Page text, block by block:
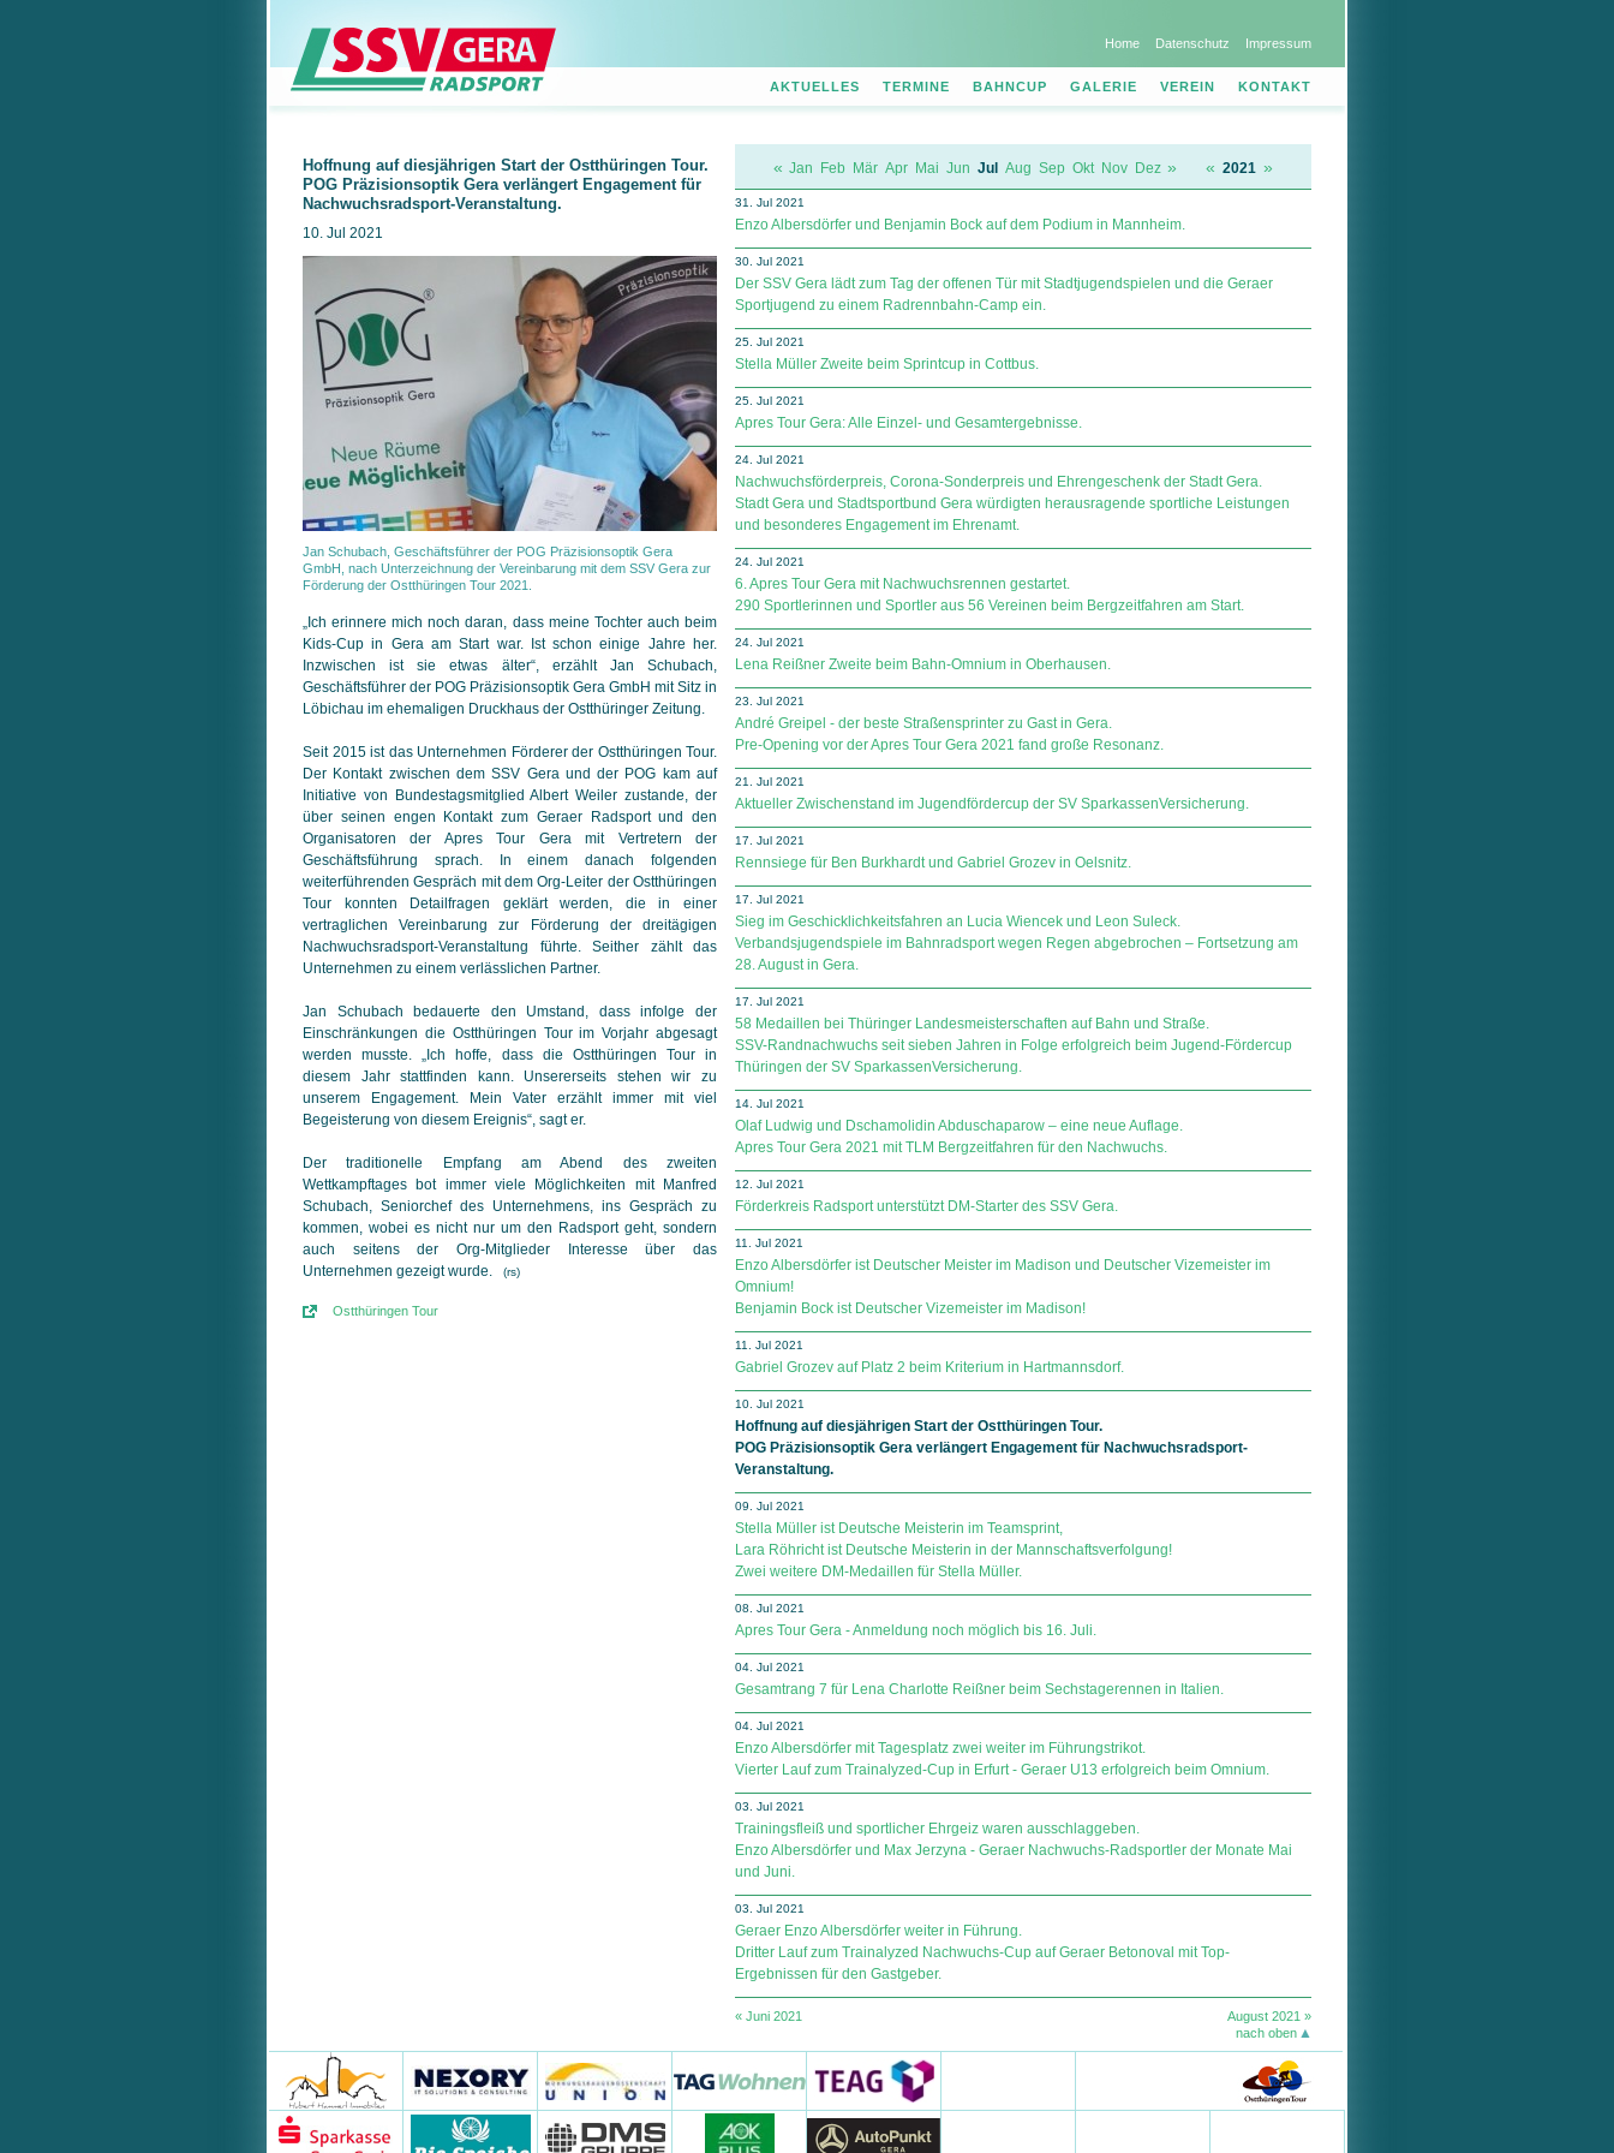
Home Datenschutz Impressum
AKTUELLES TERMINE BAHNCUP GALERIE VEREIN KONTAKT
Hoffnung auf diesjährigen Start der Ostthüringen Tour.
POG Präzisionsoptik Gera verlängert Engagement für
Nachwuchsradsport-Veranstaltung.
10. Jul 2021
Jan Schubach, Geschäftsführer der POG Präzisionsoptik Gera
GmbH, nach Unterzeichnung der Vereinbarung mit dem SSV Gera zur
Förderung der Ostthüringen Tour 2021.
„Ich erinnere mich noch daran, dass meine Tochter auch beim
Kids-Cup in Gera am Start war. Ist schon einige Jahre her.
Inzwischen ist sie etwas älter“, erzählt Jan Schubach,
Geschäftsführer der POG Präzisionsoptik Gera GmbH mit Sitz in
Löbichau im ehemaligen Druckhaus der Ostthüringer Zeitung.
Seit 2015 ist das Unternehmen Förderer der Ostthüringen Tour.
Der Kontakt zwischen dem SSV Gera und der POG kam auf
Initiative von Bundestagsmitglied Albert Weiler zustande, der
über seinen engen Kontakt zum Geraer Radsport und den
Organisatoren der Apres Tour Gera mit Vertretern der
Geschäftsführung sprach. In einem danach folgenden
weiterführenden Gespräch mit dem Org-Leiter der Ostthüringen
Tour konnten Detailfragen geklärt werden, die in einer
vertraglichen Vereinbarung zur Förderung der dreitägigen
Nachwuchsradsport-Veranstaltung führte. Seither zählt das
Unternehmen zu einem verlässlichen Partner.
Jan Schubach bedauerte den Umstand, dass infolge der
Einschränkungen die Ostthüringen Tour im Vorjahr abgesagt
werden musste. „Ich hoffe, dass die Ostthüringen Tour in
diesem Jahr stattfinden kann. Unsererseits stehen wir zu
unserem Engagement. Mein Vater erzählt immer mit viel
Begeisterung von diesem Ereignis“, sagt er.
Der traditionelle Empfang am Abend des zweiten
Wettkampftages bot immer viele Möglichkeiten mit Manfred
Schubach, Seniorchef des Unternehmens, ins Gespräch zu
kommen, wobei es nicht nur um den Radsport geht, sondern
auch seitens der Org-Mitglieder Interesse über das
Unternehmen gezeigt wurde.
(rs)
Ostthüringen Tour
« Jan Feb Mär Apr Mai Jun Jul Aug Sep Okt Nov Dez » « 2021 »
31. Jul 2021
Enzo Albersdörfer und Benjamin Bock auf dem Podium in Mannheim.
30. Jul 2021
Der SSV Gera lädt zum Tag der offenen Tür mit Stadtjugendspielen und die Geraer
Sportjugend zu einem Radrennbahn-Camp ein.
25. Jul 2021
Stella Müller Zweite beim Sprintcup in Cottbus.
25. Jul 2021
Apres Tour Gera: Alle Einzel- und Gesamtergebnisse.
24. Jul 2021
Nachwuchsförderpreis, Corona-Sonderpreis und Ehrengeschenk der Stadt Gera.
Stadt Gera und Stadtsportbund Gera würdigten herausragende sportliche Leistungen
und besonderes Engagement im Ehrenamt.
24. Jul 2021
6. Apres Tour Gera mit Nachwuchsrennen gestartet.
290 Sportlerinnen und Sportler aus 56 Vereinen beim Bergzeitfahren am Start.
24. Jul 2021
Lena Reißner Zweite beim Bahn-Omnium in Oberhausen.
23. Jul 2021
André Greipel - der beste Straßensprinter zu Gast in Gera.
Pre-Opening vor der Apres Tour Gera 2021 fand große Resonanz.
21. Jul 2021
Aktueller Zwischenstand im Jugendfördercup der SV Spar­kas­sen­Ver­si­che­rung.
17. Jul 2021
Rennsiege für Ben Burkhardt und Gabriel Grozev in Oelsnitz.
17. Jul 2021
Sieg im Geschicklichkeitsfahren an Lucia Wiencek und Leon Suleck.
Verbandsjugendspiele im Bahnradsport wegen Regen abgebrochen – Fortsetzung am
28. August in Gera.
17. Jul 2021
58 Medaillen bei Thüringer Landesmeisterschaften auf Bahn und Straße.
SSV-Randnachwuchs seit sieben Jahren in Folge erfolgreich beim Jugend-Fördercup
Thüringen der SV SparkassenVersicherung.
14. Jul 2021
Olaf Ludwig und Dschamolidin Abduschaparow – eine neue Auflage.
Apres Tour Gera 2021 mit TLM Bergzeitfahren für den Nachwuchs.
12. Jul 2021
Förderkreis Radsport unterstützt DM-Starter des SSV Gera.
11. Jul 2021
Enzo Albersdörfer ist Deutscher Meister im Madison und Deutscher Vizemeister im
Omnium!
Benjamin Bock ist Deutscher Vizemeister im Madison!
11. Jul 2021
Gabriel Grozev auf Platz 2 beim Kriterium in Hartmannsdorf.
10. Jul 2021
Hoffnung auf diesjährigen Start der Ostthüringen Tour.
POG Präzisionsoptik Gera verlängert Engagement für Nachwuchsradsport-
Veranstaltung.
09. Jul 2021
Stella Müller ist Deutsche Meisterin im Teamsprint,
Lara Röhricht ist Deutsche Meisterin in der Mannschaftsverfolgung!
Zwei weitere DM-Medaillen für Stella Müller.
08. Jul 2021
Apres Tour Gera - Anmeldung noch möglich bis 16. Juli.
04. Jul 2021
Gesamtrang 7 für Lena Charlotte Reißner beim Sechstagerennen in Italien.
04. Jul 2021
Enzo Albersdörfer mit Tagesplatz zwei weiter im Führungstrikot.
Vierter Lauf zum Trainalyzed-Cup in Erfurt - Geraer U13 erfolgreich beim Omnium.
03. Jul 2021
Trainingsfleiß und sportlicher Ehrgeiz waren ausschlaggeben.
Enzo Albersdörfer und Max Jerzyna - Geraer Nachwuchs-Radsportler der Monate Mai
und Juni.
03. Jul 2021
Geraer Enzo Albersdörfer weiter in Führung.
Dritter Lauf zum Trainalyzed Nachwuchs-Cup auf Geraer Betonoval mit Top-
Ergebnissen für den Gastgeber.
« Juni 2021
August 2021 »
nach oben